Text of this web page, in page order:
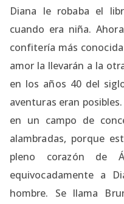
Diana le robaba el
cuando era niña.
confitería más
amor la llevarán a la
en los años 40 del
aventuras eran
en un campo de
alambradas, porque
pleno corazón de
equivocadamente a
hombre. Se llama